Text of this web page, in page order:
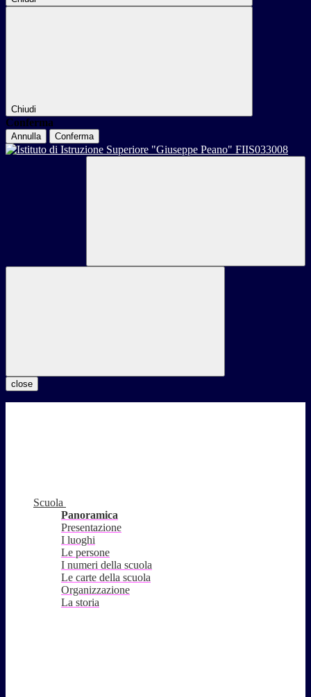
Chiudi
Conferma
Annulla Conferma
close
Scuola
Panoramica
Presentazione
I luoghi
Le persone
I numeri della scuola
Le carte della scuola
Organizzazione
La storia